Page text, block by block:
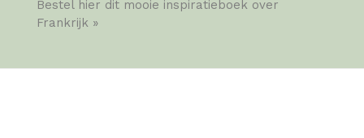
Bestel hier dit mooie inspiratieboek over
Frankrijk »